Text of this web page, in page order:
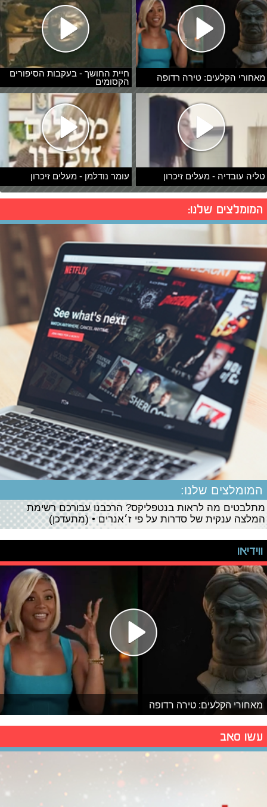
מאחורי הקלעים: טירה רדופה
חיית החושך - בעקבות הסיפורים
הקסומים
טליה עובדיה - מעלים זיכרון עומר נודלמן - מעלים זיכרון
המומלצים שלנו:
המומלצים שלנו:
מתלבטים מה לראות בנטפליקס? הרכבנו עבורכם רשימת
המלצה ענקית של סדרות על פי ז׳אנרים • (מתעדכן)
ווידיאו
מאחורי הקלעים: טירה רדופה
עשו סאב